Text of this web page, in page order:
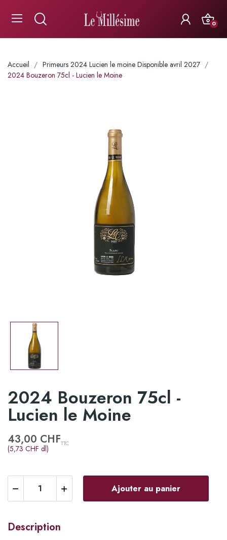
0
Accueil
Primeurs 2024 Lucien le moine Disponible avril 2027
2024 Bouzeron 75cl - Lucien le Moine
2024 Bouzeron 75cl -
Lucien le Moine
43,00 CHF
(5,73 CHF dl)
TTC
Ajouter au panier
Description